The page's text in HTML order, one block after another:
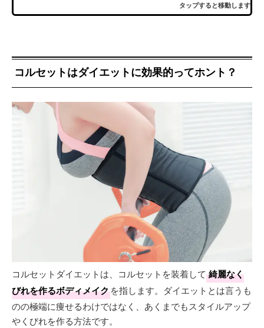
タップすると移動します
コルセットはダイエットに効果的ってホント？
コルセットダイエットは、コルセットを装着して 綺麗なく
びれを作るボディメイクを指します。ダイエットとは言うも
のの極端に痩せるわけではなく、あくまでもスタイルアップ
やくびれを作る方法です。